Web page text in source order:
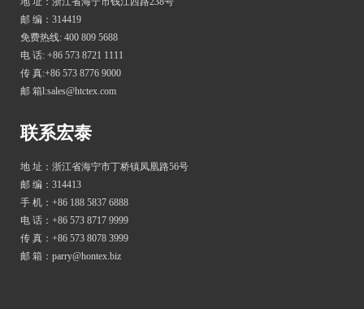
邮 编：314419
免费热线: 400 809 5688
电 话: +86 573 8721 1111
传 真:+86 573 8776 9000
邮 箱l:sales@htctex.com
联系宏泰
地 址：浙江省海宁市丁桥镇凤凰路56号
邮 编：314413
手 机：+86 188 5837 6888
电 话：+86 573 8717 9999
传 真：+86 573 8078 3999
邮 箱：parry@hontex.biz